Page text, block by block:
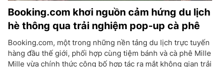
Booking.com khơi nguồn cảm hứng du lịch
hè thông qua trải nghiệm pop-up cà phê
Booking.com, một trong những nền tảng du lịch trực tuyến
hàng đầu thế giới, phối hợp cùng tiệm bánh và cà phê Mille
Mille vừa chính thức công bố hợp tác ra mắt không gian trải